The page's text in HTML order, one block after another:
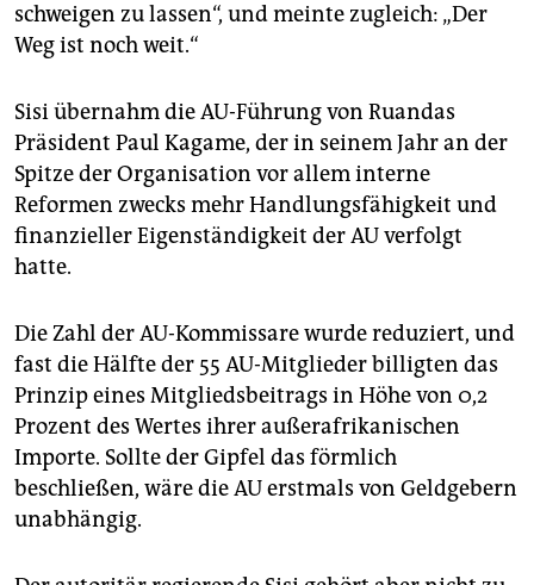
schweigen zu lassen“, und meinte zugleich: „Der
Weg ist noch weit.“
Sisi übernahm die AU-Führung von Ruandas
Präsident Paul Kagame, der in seinem Jahr an der
Spitze der Organisation vor allem interne
Reformen zwecks mehr Handlungsfähigkeit und
finanzieller Eigenständigkeit der AU verfolgt
hatte.
Die Zahl der AU-Kommissare wurde reduziert, und
fast die Hälfte der 55 AU-Mitglieder billigten das
Prinzip eines Mitgliedsbeitrags in Höhe von 0,2
Prozent des Wertes ihrer außerafrikanischen
Importe. Sollte der Gipfel das förmlich
beschließen, wäre die AU erstmals von Geldgebern
unabhängig.